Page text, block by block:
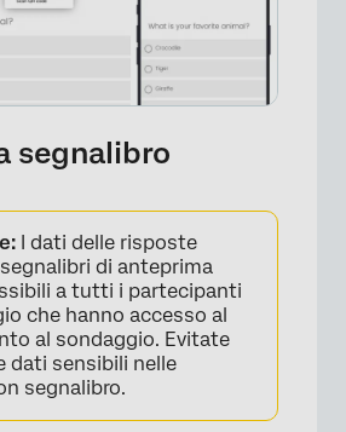
segnalibro
I dati delle risposte
di anteprima
a tutti i partecipanti
che hanno accesso al
al sondaggio. Evitate
dati sensibili nelle
segnalibro.